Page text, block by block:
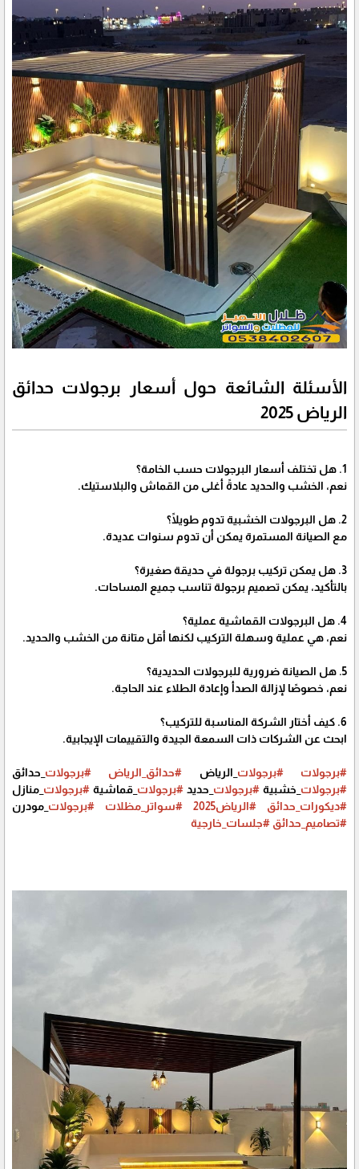
الأسئلة الشائعة حول أسعار برجولات حدائق
الرياض 2025
1. هل تختلف أسعار البرجولات حسب الخامة؟
نعم، الخشب والحديد عادةً أغلى من القماش والبلاستيك.
2. هل البرجولات الخشبية تدوم طويلًا؟
مع الصيانة المستمرة يمكن أن تدوم سنوات عديدة.
3. هل يمكن تركيب برجولة في حديقة صغيرة؟
بالتأكيد، يمكن تصميم برجولة تناسب جميع المساحات.
4. هل البرجولات القماشية عملية؟
نعم، هي عملية وسهلة التركيب لكنها أقل متانة من الخشب والحديد.
5. هل الصيانة ضرورية للبرجولات الحديدية؟
نعم، خصوصًا لإزالة الصدأ وإعادة الطلاء عند الحاجة.
6. كيف أختار الشركة المناسبة للتركيب؟
ابحث عن الشركات ذات السمعة الجيدة والتقييمات الإيجابية.
#برجولات #برجولات _الرياض #حدائق_الرياض #برجولات _حدائق
#برجولات _خشبية #برجولات _حديد #برجولات _قماشية #برجولات _منازل
#ديكورات_حدائق
#الرياض2025 #سواتر_مظلات #برجولات _مودرن
#تصاميم_حدائق #جلسات_خارجية